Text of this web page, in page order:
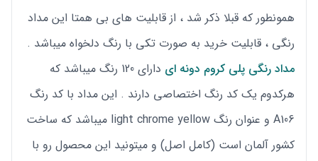
همونطور که قبلا ذکر شد ، از قابلیت های بی همتا این مداد
رنگی ، قابلیت خرید به صورت تکی با رنگ دلخواه میباشد .
مداد رنگی پلی کروم دونه ای
دارای 120 رنگ میباشد که
هرکدوم یک کد رنگ اختصاصی دارند . این مداد با کد رنگ
A106 و عنوان رنگ light chrome yellow میباشد که ساخت
کشور آلمان است (کامل اصل) و میتونید این محصول رو با